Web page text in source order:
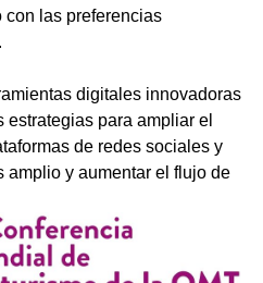
con las preferencias
digitales innovadoras
para ampliar el
de redes sociales y
amplio y aumentar el flujo de